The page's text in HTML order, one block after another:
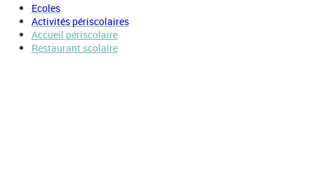
Ecoles
Activités périscolaires
Accueil périscolaire
Restaurant scolaire